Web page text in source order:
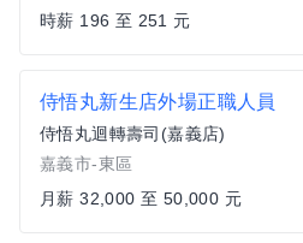
時薪 196 至 251 元
侍悟丸新生店外場正職人員
侍悟丸迴轉壽司(嘉義店)
嘉義市-東區
月薪 32,000 至 50,000 元